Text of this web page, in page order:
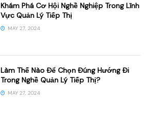
Khám Phá Cơ Hội Nghề Nghiệp Trong Lĩnh
Vực Quản Lý Tiếp Thị
MAY 27, 2024
Làm Thế Nào Để Chọn Đúng Hướng Đi
Trong Nghề Quản Lý Tiếp Thị?
MAY 27, 2024